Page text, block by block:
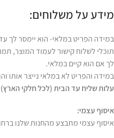
מידע על משלוחים:
במידה הפריט במלאי- הוא יימסר לך עד 4 ימי
תוכלי לשלוח קישור לעמוד המוצר,
לך אם הוא קיים במלאי.
במידה והפריט לא במלאי נייצר אותו והוא ימסר
עלות שליח עד הבית (לכל חלקי
איסוף עצמי:
איסוף עצמי מתבצע מהחנות שלנו ברחוב רמב"ם